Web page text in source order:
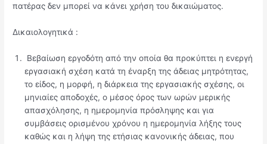
πατέρας δεν μπορεί να κάνει χρήση του δικαιώματος.
Δικαιολογητικά :
Βεβαίωση εργοδότη από την οποία θα προκύπτει η ενεργή
εργασιακή σχέση κατά τη έναρξη της άδειας μητρότητας,
το είδος, η μορφή, η διάρκεια της εργασιακής σχέσης, οι
μηνιαίες αποδοχές, ο μέσος όρος των ωρών μερικής
απασχόλησης, η ημερομηνία πρόσληψης και για
συμβάσεις ορισμένου χρόνου η ημερομηνία λήξης τους
καθώς και η λήψη της ετήσιας κανονικής άδειας, που